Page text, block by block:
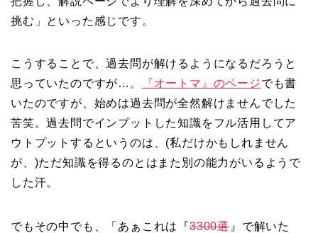
挑む」といった感じです。
こうすることで、過去問が解けるようになるだろうと
思っていたのですが…。
『オートマ』のページでも書
いたのですが、始めは過去問が全然解けませんでした
苦笑。過去問でインプットした知識をフル活用してア
ウトプットするというのは、(私だけかもしれません
が、)ただ知識を得るのとはまた別の能力がいるようで
した汗。
でもその中でも、「あぁこれは『3300選 』で解いた